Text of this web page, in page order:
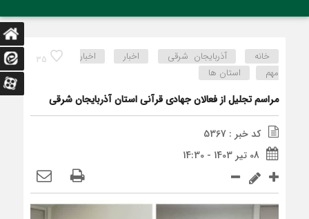
35 خانه آذربایجان شرقی اخبار
اخبار
مهم
استان ها
مراسم تجلیل از فعالان جهادی قرآنی استان آذربایجان شرقی
کد خبر : 5367
08 تیر 1403 - 14:30